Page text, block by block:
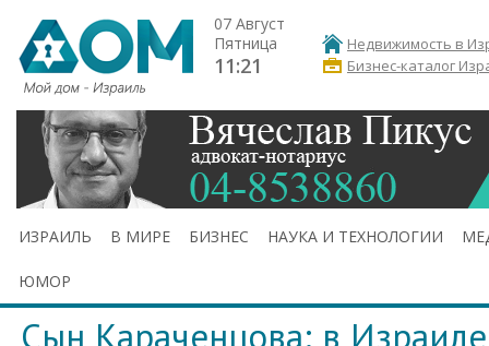
07 Август
Пятница
11:21
Недвижимость в
Бизнес-каталог
ИЗРАИЛЬ В МИРЕ БИЗНЕС НАУКА И ТЕХНОЛОГИИ
ЮМОР
Сын Караченцова: в